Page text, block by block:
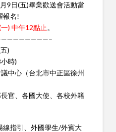
9日(五)畢業歡送會活動當
報名!
) 中午12點止。
)
時)
中心（台北市中正區徐州
官、各國大使、各校外籍
線指引、外國學生/外賓大